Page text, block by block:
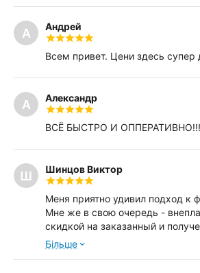
А Андрей
Всем привет. Цени здесь супер
А Александр
ВСЁ БЫСТРО И
Ш Шинцов Виктор
Меня приятно удивил подход к
Мне же в свою очередь -
скидкой на заказанный и
приятно удивлен. Однозначно
Бiльше